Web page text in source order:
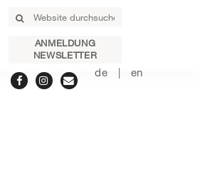
ANMELDUNG
NEWSLETTER
de en